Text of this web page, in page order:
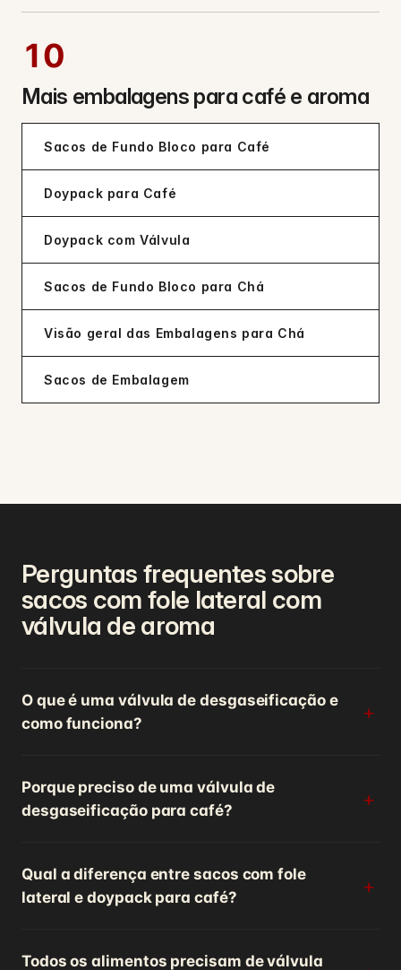
10
Mais embalagens para café e aroma
Sacos de Fundo Bloco para Café
Doypack para Café
Doypack com Válvula
Sacos de Fundo Bloco para Chá
Visão geral das Embalagens para Chá
Sacos de Embalagem
Perguntas frequentes sobre
sacos com fole lateral com
válvula de aroma
O que é uma válvula de desgaseificação e
como funciona?
Porque preciso de uma válvula de
desgaseificação para café?
Qual a diferença entre sacos com fole
lateral e doypack para café?
Todos os alimentos precisam de válvula